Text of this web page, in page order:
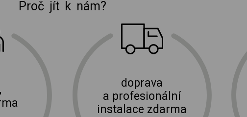
Proč jít k nám?
doprava
a profesionální
instalace zdarma
Burian